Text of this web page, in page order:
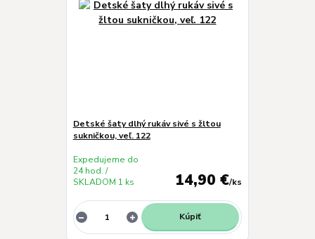
Detské šaty dlhý rukáv sivé s žltou
sukničkou, veľ. 122
14,90 €/ks
Expedujeme do
24 hod. /
SKLADOM 1 ks
Kúpiť